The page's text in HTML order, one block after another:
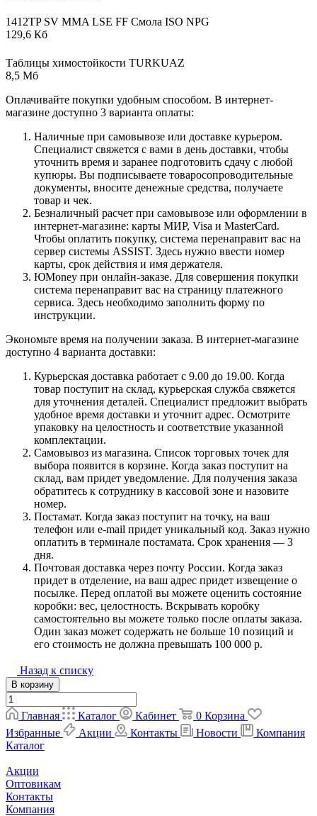
1412TP SV MMA LSE FF Смола ISO NPG
129,6 Кб
Таблицы химостойкости TURKUAZ
8,5 Мб
Оплачивайте покупки удобным способом. В интернет-
магазине доступно 3 варианта оплаты:
Наличные при самовывозе или доставке курьером.
Специалист свяжется с вами в день доставки, чтобы
уточнить время и заранее подготовить сдачу с любой
купюры. Вы подписываете товаросопроводительные
документы, вносите денежные средства, получаете
товар и чек.
Безналичный расчет при самовывозе или оформлении в
интернет-магазине: карты МИР, Visa и MasterCard.
Чтобы оплатить покупку, система перенаправит вас на
сервер системы ASSIST. Здесь нужно ввести номер
карты, срок действия и имя держателя.
ЮMoney при онлайн-заказе. Для совершения покупки
система перенаправит вас на страницу платежного
сервиса. Здесь необходимо заполнить форму по
инструкции.
Экономьте время на получении заказа. В интернет-магазине
доступно 4 варианта доставки:
Курьерская доставка работает с 9.00 до 19.00. Когда
товар поступит на склад, курьерская служба свяжется
для уточнения деталей. Специалист предложит выбрать
удобное время доставки и уточнит адрес. Осмотрите
упаковку на целостность и соответствие указанной
комплектации.
Самовывоз из магазина. Список торговых точек для
выбора появится в корзине. Когда заказ поступит на
склад, вам придет уведомление. Для получения заказа
обратитесь к сотруднику в кассовой зоне и назовите
номер.
Постамат. Когда заказ поступит на точку, на ваш
телефон или e-mail придет уникальный код. Заказ нужно
оплатить в терминале постамата. Срок хранения — 3
дня.
Почтовая доставка через почту России. Когда заказ
придет в отделение, на ваш адрес придет извещение о
посылке. Перед оплатой вы можете оценить состояние
коробки: вес, целостность. Вскрывать коробку
самостоятельно вы можете только после оплаты заказа.
Один заказ может содержать не больше 10 позиций и
его стоимость не должна превышать 100 000 р.
Назад к списку
В корзину
Главная Каталог Кабинет 0 Корзина
Избранные
Акции Контакты Новости
Компания
Каталог
Акции
Оптовикам
Контакты
Компания